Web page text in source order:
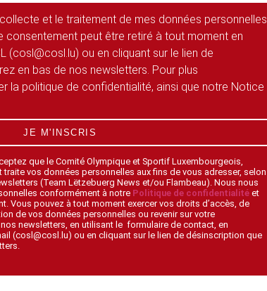
et le traitement de mes données personnelles
consentement peut être retiré à tout moment en
(cosl@cosl.lu) ou en cliquant sur le lien de
en bas de nos newsletters. Pour plus
la politique de confidentialité, ainsi que notre Notice
JE M'INSCRIS
que le Comité Olympique et Sportif Luxembourgeois,
vos données personnelles aux fins de vous adresser, selon
(Team Lëtzebuerg News et/ou Flambeau). Nous nous
conformément à notre Politique de confidentialité et
Vous pouvez à tout moment exercer vos droits d’accès, de
de vos données personnelles ou revenir sur votre
newsletters, en utilisant le formulaire de contact, en
(cosl@cosl.lu) ou en cliquant sur le lien de désinscription que